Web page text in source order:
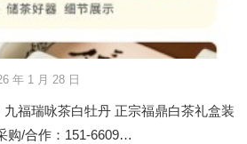
年 1 月 28 日
福瑞咏茶白牡丹 正宗福鼎白茶礼盒装
购/合作：151-6609…